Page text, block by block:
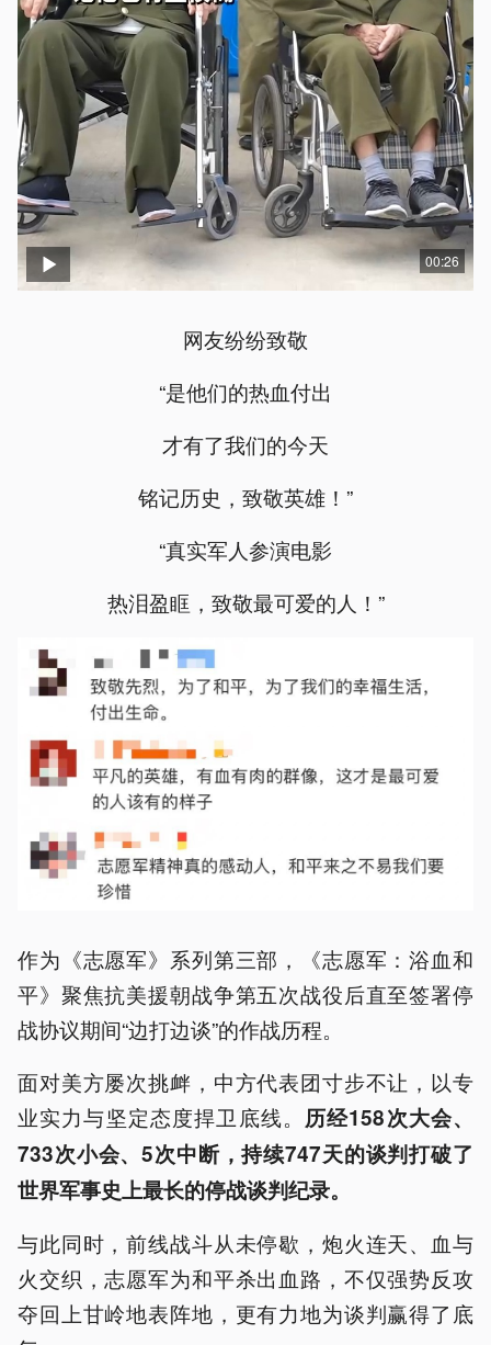
00:26
网友纷纷致敬
“是他们的热血付出
才有了我们的今天
铭记历史，致敬英雄！”
“真实军人参演电影
热泪盈眶，致敬最可爱的人！”
作为《志愿军》系列第三部，《志愿军：浴血和
平》聚焦抗美援朝战争第五次战役后直至签署停
战协议期间“边打边谈”的作战历程。
面对美方屡次挑衅，中方代表团寸步不让，以专
业实力与坚定态度捍卫底线。 历经158次大会、
733次小会、5次中断，持续747天的谈判打破了
世界军事史上最长的停战谈判纪录。
与此同时，前线战斗从未停歇，炮火连天、血与
火交织，志愿军为和平杀出血路，不仅强势反攻
夺回上甘岭地表阵地，更有力地为谈判赢得了底